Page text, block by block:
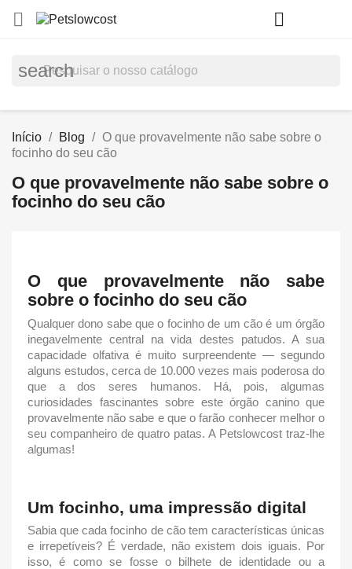
 
search
Início Blog
O que provavelmente não sabe sobre o
focinho do seu cão
O que provavelmente não sabe sobre o
focinho do seu cão
O que provavelmente não sabe
sobre o focinho do seu cão
Qualquer dono sabe que o focinhode um cão é um órgão
inegavelmente central na vida destes patudos. A sua
capacidade olfativa é muito surpreendente — segundo
alguns estudos, cerca de 10.000 vezes mais poderosa do
que a dos seres humanos. Há, pois, algumas
curiosidades fascinantes sobre este órgão canino que
provavelmente não sabe e que o farão conhecer melhor o
seu companheiro de quatro patas. A Petslowcost traz-lhe
algumas!
Um focinho, uma impressão digital
Sabia que cadafocinho de cão tem características únicas
e irrepetíveis? É verdade, não existem dois iguais. Por
isso, é como se fosse o bilhete de identidade ou a